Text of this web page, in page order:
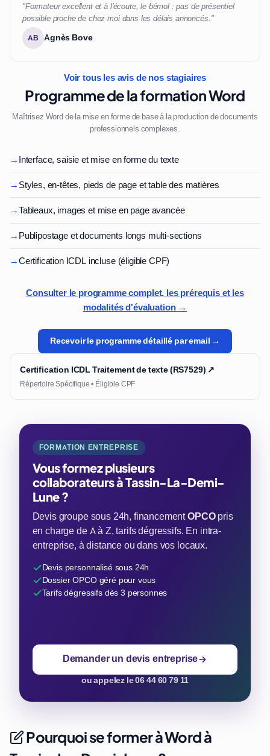
"Formateur excellent et à l'écoute, le bémol : pas de présentiel
possible proche de chez moi dans les délais annoncés."
AB Agnès Bove
Voir tous les avis de nos stagiaires
Programme de la formation Word
Maîtrisez Word de la mise en forme de base à la production de documents
professionnels complexes.
→ Interface, saisie et mise en forme du texte
→ Styles, en-têtes, pieds de page et table des matières
→Tableaux, images et mise en page avancée
→ Publipostage et documents longs multi-sections
→Certification ICDL incluse (éligible CPF)
Consulter le programme complet, les prérequis et les
modalités d'évaluation →
Recevoir le programme détaillé par email →
Certification ICDL Traitement de texte (RS7529) ↗
Répertoire Spécifique • Éligible CPF
FORMATION ENTREPRISE
Vous formez plusieurs
collaborateurs à Tassin-La-Demi-
Lune ?
Devis groupe sous 24h, financementOPCOpris
en charge de A à Z, tarifs dégressifs. En intra-
entreprise, à distance ou dans vos locaux.
Devis personnalisé sous 24h
Dossier OPCO géré pour vous
Tarifs dégressifs dès 3 personnes
Demander un devis entreprise
ou appelez le 06 44 60 79 11
Pourquoi se former à Word à